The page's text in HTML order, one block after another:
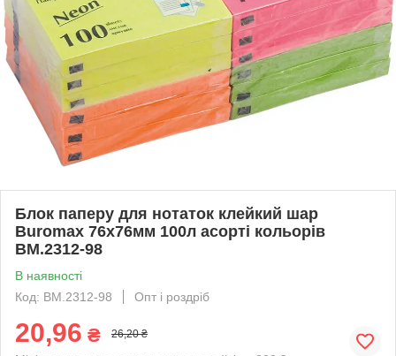
Блок паперу для нотаток клейкий шар
Buromax 76х76мм 100л асорті кольорів
BM.2312-98
В наявності
Код: BM.2312-98
Опт і роздріб
20,96 ₴ 26,20 ₴